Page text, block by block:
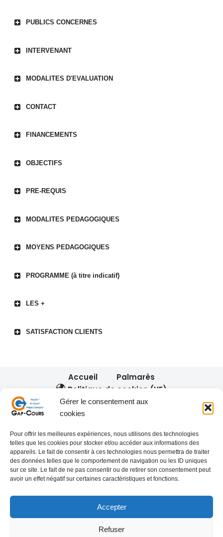
Gérer le consentement aux
cookies
Pour offrir les meilleures expériences, nous utilisons des technologies
telles que les cookies pour stocker et/ou accéder aux informations des
appareils. Le fait de consentir à ces technologies nous permettra de traiter
des données telles que le comportement de navigation ou les ID uniques
sur ce site. Le fait de ne pas consentir ou de retirer son consentement peut
avoir un effet négatif sur certaines caractéristiques et fonctions.
Accepter
Refuser
PUBLICS CONCERNES
INTERVENANT
MODALITES D'EVALUATION
CONTACT
FINANCEMENTS
OBJECTIFS
PRE-REQUIS
MODALITES PEDAGOGIQUES
MOYENS PEDAGOGIQUES
PROGRAMME (à titre indicatif)
LES +
SATISFACTION CLIENTS
Accueil
Palmarès
Politique de cookies (UE)
Nos réseaux :
Nos autres services :